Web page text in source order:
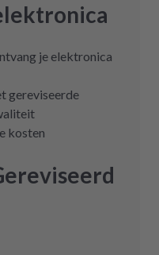
je elektronica
gereviseerde
kosten